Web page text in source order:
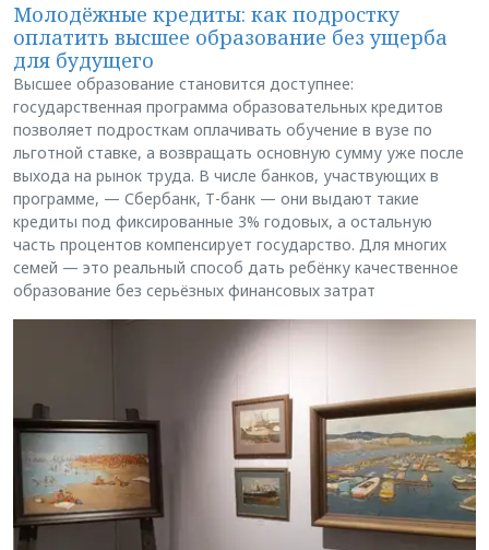
Молодёжные кредиты: как подростку
оплатить высшее образование без ущерба
для будущего
Высшее образование становится доступнее:
государственная программа образовательных кредитов
позволяет подросткам оплачивать обучение в вузе по
льготной ставке, а возвращать основную сумму уже после
выхода на рынок труда. В числе банков, участвующих в
программе, — Сбербанк, Т-банк — они выдают такие
кредиты под фиксированные 3% годовых, а остальную
часть процентов компенсирует государство. Для многих
семей — это реальный способ дать ребёнку качественное
образование без серьёзных финансовых затрат